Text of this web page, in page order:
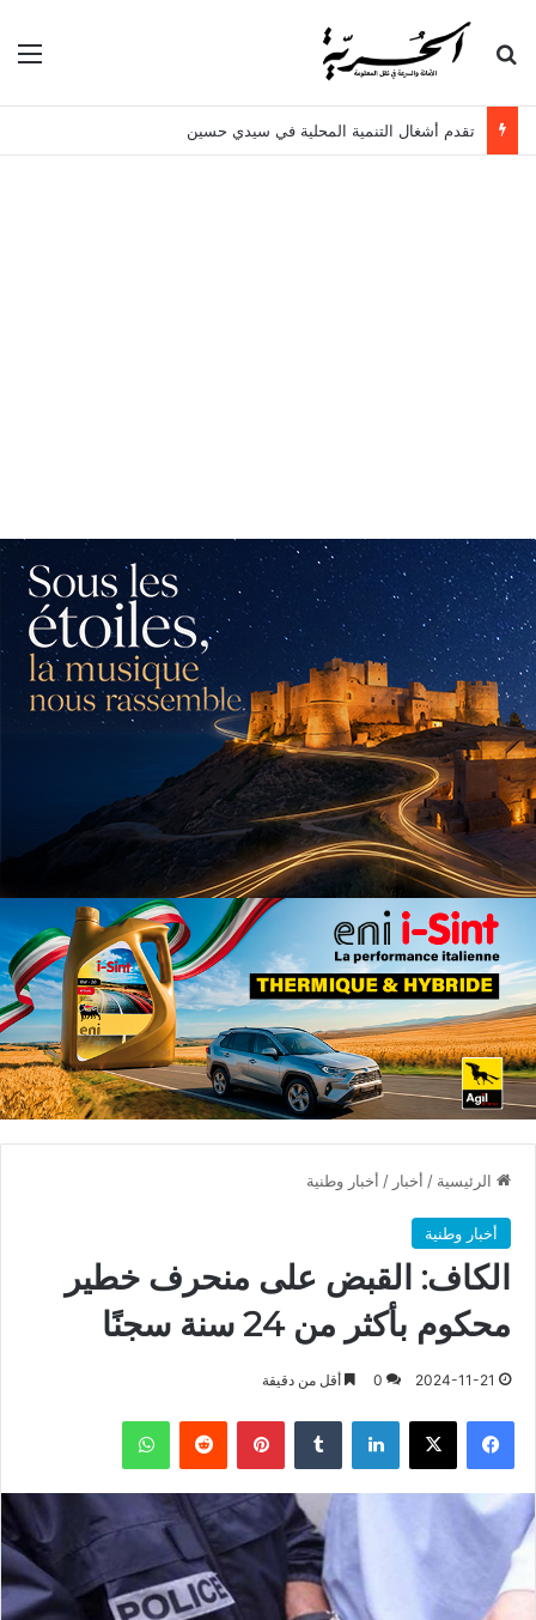
بحث عن
تقدم أشغال التنمية المحلية في سيدي حسين
الرئيسية / أخبار / أخبار وطنية
أخبار وطنية
الكاف: القبض على منحرف خطير
محكوم بأكثر من 24 سنة سجنًا
2024-11-21
0 أقل من دقيقة
فيسبوك X لينكدإن بينتيريست واتساب